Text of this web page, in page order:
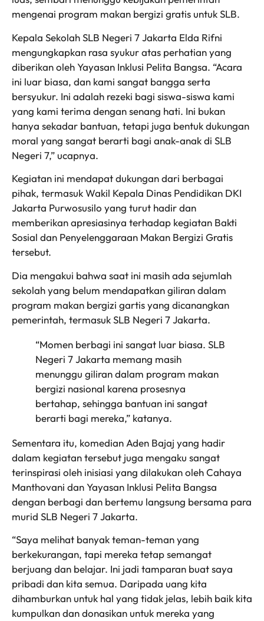
mengenai program makan bergizi gratis untuk SLB.
Kepala Sekolah SLB Negeri 7 Jakarta Elda Rifni
mengungkapkan rasa syukur atas perhatian yang
diberikan oleh Yayasan Inklusi Pelita Bangsa. “Acara
ini luar biasa, dan kami sangat bangga serta
bersyukur. Ini adalah rezeki bagi siswa-siswa kami
yang kami terima dengan senang hati. Ini bukan
hanya sekadar bantuan, tetapi juga bentuk dukungan
moral yang sangat berarti bagi anak-anak di SLB
Negeri 7,” ucapnya.
Kegiatan ini mendapat dukungan dari berbagai
pihak, termasuk Wakil Kepala Dinas Pendidikan DKI
Jakarta Purwosusilo yang turut hadir dan
memberikan apresiasinya terhadap kegiatan Bakti
Sosial dan Penyelenggaraan Makan Bergizi Gratis
tersebut.
Dia mengakui bahwa saat ini masih ada sejumlah
sekolah yang belum mendapatkan giliran dalam
program makan bergizi gartis yang dicanangkan
pemerintah, termasuk SLB Negeri 7 Jakarta.
“Momen berbagi ini sangat luar biasa. SLB
Negeri 7 Jakarta memang masih
menunggu giliran dalam program makan
bergizi nasional karena prosesnya
bertahap, sehingga bantuan ini sangat
berarti bagi mereka,” katanya.
Sementara itu, komedian Aden Bajaj yang hadir
dalam kegiatan tersebut juga mengaku sangat
terinspirasi oleh inisiasi yang dilakukan oleh Cahaya
Manthovani dan Yayasan Inklusi Pelita Bangsa
dengan berbagi dan bertemu langsung bersama para
murid SLB Negeri 7 Jakarta.
“Saya melihat banyak teman-teman yang
berkekurangan, tapi mereka tetap semangat
berjuang dan belajar. Ini jadi tamparan buat saya
pribadi dan kita semua. Daripada uang kita
dihamburkan untuk hal yang tidak jelas, lebih baik kita
kumpulkan dan donasikan untuk mereka yang